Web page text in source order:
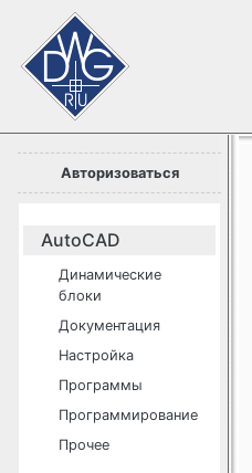
Авторизоваться
AutoCAD
Динамические
блоки
Документация
Настройка
Программы
Программирование
Прочее